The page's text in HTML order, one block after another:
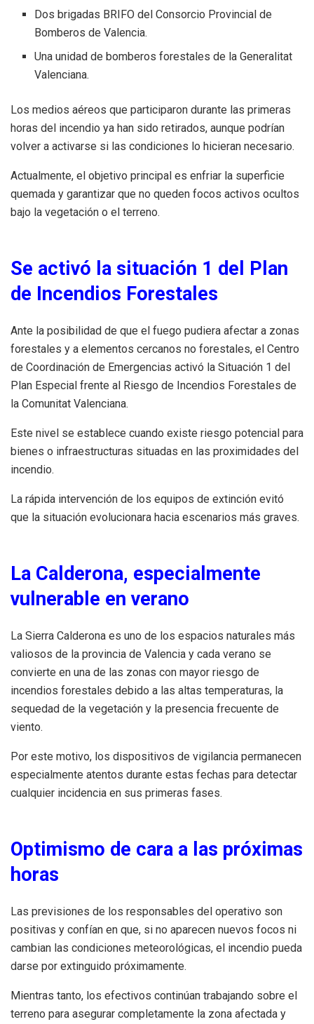
Dos brigadas BRIFO del Consorcio Provincial de
Bomberos de Valencia.
Una unidad de bomberos forestales de la Generalitat
Valenciana.
Los medios aéreos que participaron durante las primeras
horas del incendio ya han sido retirados, aunque podrían
volver a activarse si las condiciones lo hicieran necesario.
Actualmente, el objetivo principal es enfriar la superficie
quemada y garantizar que no queden focos activos ocultos
bajo la vegetación o el terreno.
Se activó la situación 1 del Plan
de Incendios Forestales
Ante la posibilidad de que el fuego pudiera afectar a zonas
forestales y a elementos cercanos no forestales, el Centro
de Coordinación de Emergencias activó la Situación 1 del
Plan Especial frente al Riesgo de Incendios Forestales de
la Comunitat Valenciana.
Este nivel se establece cuando existe riesgo potencial para
bienes o infraestructuras situadas en las proximidades del
incendio.
La rápida intervención de los equipos de extinción evitó
que la situación evolucionara hacia escenarios más graves.
La Calderona, especialmente
vulnerable en verano
La Sierra Calderona es uno de los espacios naturales más
valiosos de la provincia de Valencia y cada verano se
convierte en una de las zonas con mayor riesgo de
incendios forestales debido a las altas temperaturas, la
sequedad de la vegetación y la presencia frecuente de
viento.
Por este motivo, los dispositivos de vigilancia permanecen
especialmente atentos durante estas fechas para detectar
cualquier incidencia en sus primeras fases.
Optimismo de cara a las próximas
horas
Las previsiones de los responsables del operativo son
positivas y confían en que, si no aparecen nuevos focos ni
cambian las condiciones meteorológicas, el incendio pueda
darse por extinguido próximamente.
Mientras tanto, los efectivos continúan trabajando sobre el
terreno para asegurar completamente la zona afectada y